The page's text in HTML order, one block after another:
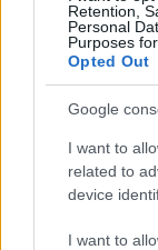
Retention,
Personal
Purposes
Opted Out
Google
I want to
related to
device
I want to
24 óra